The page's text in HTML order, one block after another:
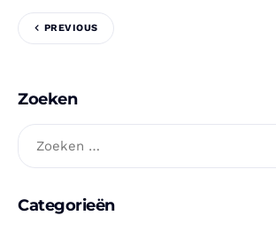
PREVIOUS
Zoeken
Categorieën